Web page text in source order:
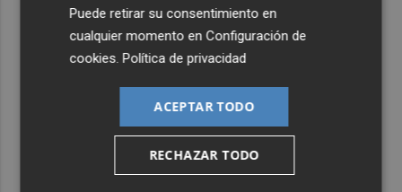
Puede retirar su consentimiento en
cualquier momento enConfiguración de
cookies .Política de privacidad
ACEPTAR TODO
RECHAZAR TODO